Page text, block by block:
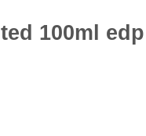
100ml edp